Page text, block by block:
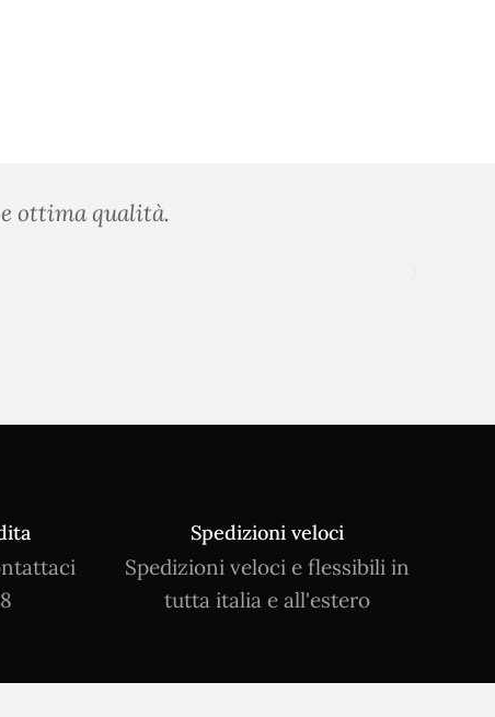
ottima qualità.
Spedizioni veloci
Spedizioni veloci e flessibili in
tutta italia e all'estero